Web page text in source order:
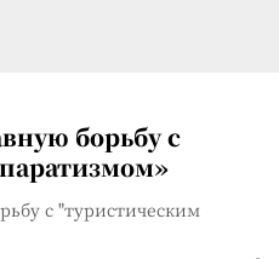
борьбу с
с "туристическим